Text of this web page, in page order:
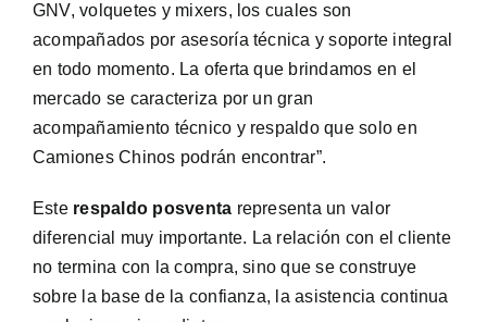
GNV, volquetes y mixers, los cuales son
acompañados por asesoría técnica y soporte integral
en todo momento. La oferta que brindamos en el
mercado se caracteriza por un gran
acompañamiento técnico y respaldo que solo en
Camiones Chinos podrán encontrar”.
Este respaldo posventa representa un valor
diferencial muy importante. La relación con el cliente
no termina con la compra, sino que se construye
sobre la base de la confianza, la asistencia continua